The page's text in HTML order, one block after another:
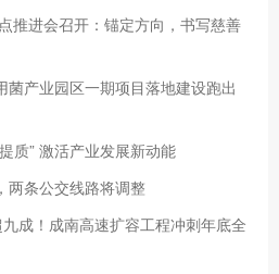
推进会召开：锚定方向，书写慈善
菌产业园区一期项目落地建设跑出
质” 激活产业发展新动能
两条公交线路将调整
成！成南高速扩容工程冲刺年底全